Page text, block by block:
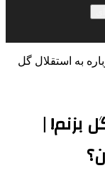
به استقلال گل
بزنم! |